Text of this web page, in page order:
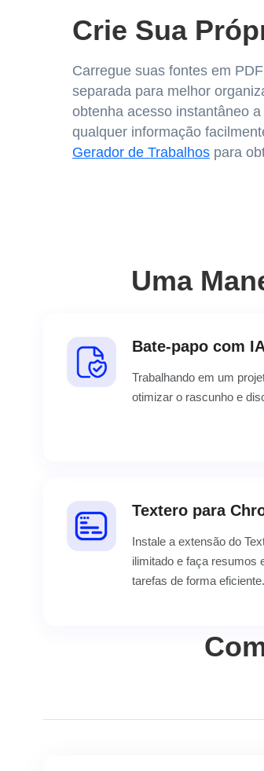
Crie Sua
Carregue suas fontes em
separada para melhor
obtenha acesso instantâneo
qualquer informação
Gerador de Trabalhos para
Uma
Bate-papo com
Trabalhando em um
otimizar o rascunho e
Textero para
Instale a extensão do
ilimitado e faça resumos
tarefas de forma eficiente.